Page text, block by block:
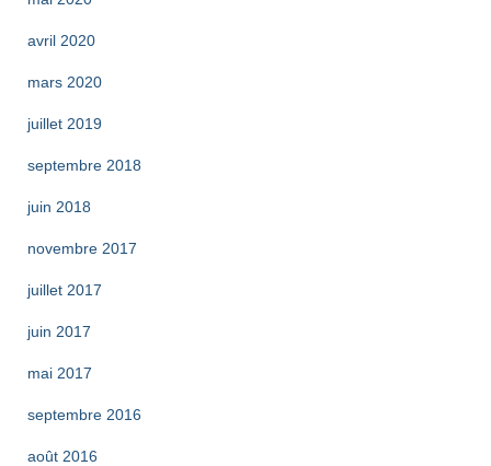
avril 2020
mars 2020
juillet 2019
septembre 2018
juin 2018
novembre 2017
juillet 2017
juin 2017
mai 2017
septembre 2016
août 2016